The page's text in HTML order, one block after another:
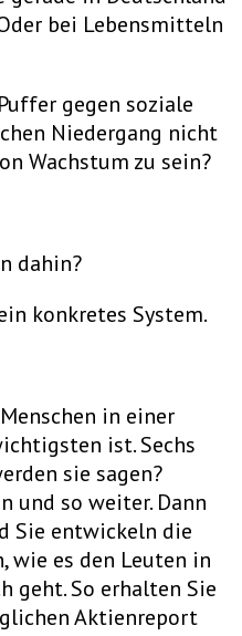
bei Lebensmitteln
gegen soziale
Niedergang nicht
Wachstum zu sein?
dahin?
konkretes System.
in einer
ist. Sechs
sie sagen?
und so weiter. Dann
Sie entwickeln die
wie es den Leuten in
geht. So erhalten Sie
Aktienreport